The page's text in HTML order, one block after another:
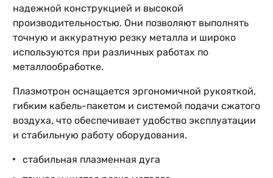
надежной конструкцией и высокой
производительностью. Они позволяют выполнять
точную и аккуратную резку металла и широко
используются при различных работах по
металлообработке.
Плазмотрон оснащается эргономичной рукояткой,
гибким кабель-пакетом и системой подачи сжатого
воздуха, что обеспечивает удобство эксплуатации
и стабильную работу оборудования.
стабильная плазменная дуга